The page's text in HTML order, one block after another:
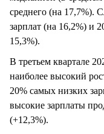
среднего (на 17,7%).
зарплат (на 16,2%) и
15,3%).
В третьем квартале
наиболее высокий
20% самых низких
высокие зарплаты
(+12,3%).